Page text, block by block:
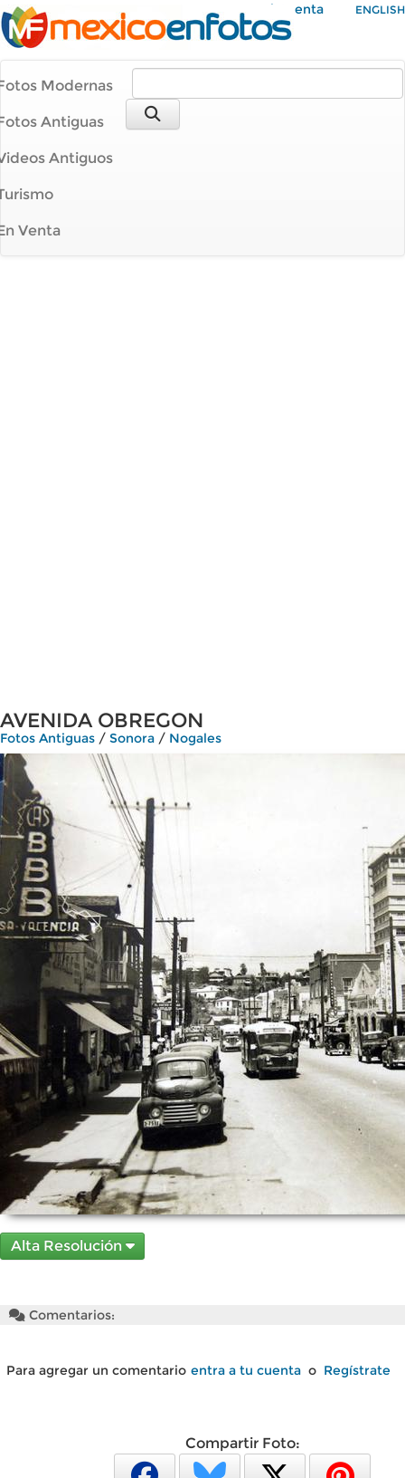
Mi Cuenta ENGLISH
Modernas
Antiguas
Antiguos
Venta
AVENIDA OBREGON
Fotos Antiguas / Sonora / Nogales
Alta Resolución
Comentarios:
Para agregar un comentario entra a tu cuenta o Regístrate
Compartir Foto: